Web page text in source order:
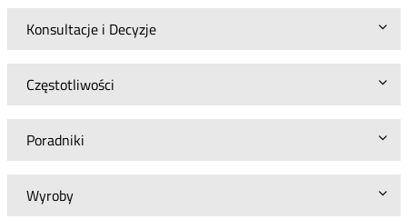
Konsultacje i Decyzje
Częstotliwości
Poradniki
Wyroby